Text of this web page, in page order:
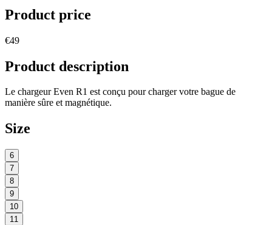
Product price
€49
Product description
Le chargeur Even R1 est conçu pour charger votre bague de
manière sûre et magnétique.
Size
6
7
8
9
10
11